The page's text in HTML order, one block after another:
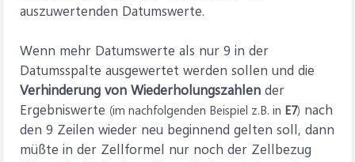
auszuwertenden Datumswerte.
Wenn mehr Datumswerte als nur 9 in der
Datumsspalte ausgewertet werden sollen und die
Verhinderung von Wiederholungszahlen der
Ergebniswerte (im nachfolgenden Beispiel z.B. in E7) nach
den 9 Zeilen wieder neu beginnend gelten soll, dann
müßte in der Zellformel nur noch der Zellbezug